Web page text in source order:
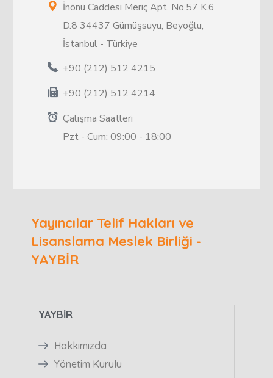
İnönü Caddesi Meriç Apt. No.57 K.6
D.8 34437 Gümüşsuyu, Beyoğlu,
İstanbul - Türkiye
+90 (212) 512 4215
+90 (212) 512 4214
Çalışma Saatleri
Pzt - Cum: 09:00 - 18:00
Yayıncılar Telif Hakları ve
Lisanslama Meslek Birliği -
YAYBİR
YAYBİR
Hakkımızda
Yönetim Kurulu